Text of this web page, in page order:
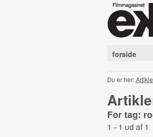
forside
Du er her:
For tag:
1 - 1 ud af 1